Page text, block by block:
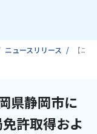
ニュースリリース 【ニ
県静岡市に
許取得およ